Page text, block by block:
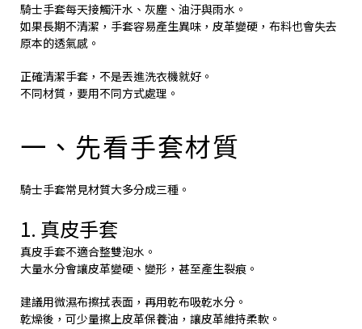
騎士手套每天接觸汗水、灰塵、油汙與雨水。
如果長期不清潔，手套容易產生異味，皮革變硬，布料也會失去
原本的透氣感。
正確清潔手套，不是丟進洗衣機就好。
不同材質，要用不同方式處理。
一、先看手套材質
騎士手套常見材質大多分成三種。
1. 真皮手套
真皮手套不適合整雙泡水。
大量水分會讓皮革變硬、變形，甚至產生裂痕。
建議用微濕布擦拭表面，再用乾布吸乾水分。
乾燥後，可少量擦上皮革保養油，讓皮革維持柔軟。